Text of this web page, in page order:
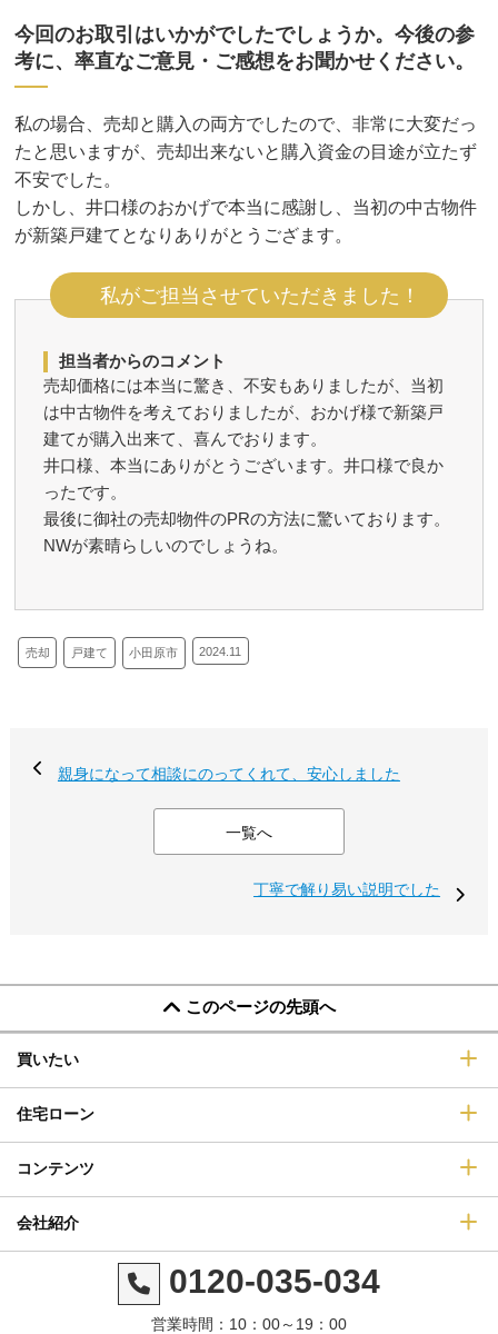
今回のお取引はいかがでしたでしょうか。今後の参
考に、率直なご意見・ご感想をお聞かせください。
私の場合、売却と購入の両方でしたので、非常に大変だっ
たと思いますが、売却出来ないと購入資金の目途が立たず
不安でした。
しかし、井口様のおかげで本当に感謝し、当初の中古物件
が新築戸建てとなりありがとうござます。
私がご担当させていただきました！
担当者からのコメント
売却価格には本当に驚き、不安もありましたが、当初
は中古物件を考えておりましたが、おかげ様で新築戸
建てが購入出来て、喜んでおります。
井口様、本当にありがとうございます。井口様で良か
ったです。
最後に御社の売却物件のPRの方法に驚いております。
NWが素晴らしいのでしょうね。
売却 戸建て 小田原市 2024.11
親身になって相談にのってくれて、安心しました
一覧へ
丁寧で解り易い説明でした
このページの先頭へ
買いたい
住宅ローン
コンテンツ
会社紹介
0120-035-034
営業時間：10：00～19：00